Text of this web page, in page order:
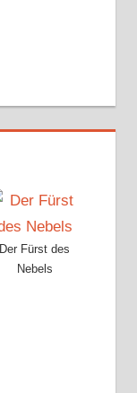
Der Fürst des
Nebels